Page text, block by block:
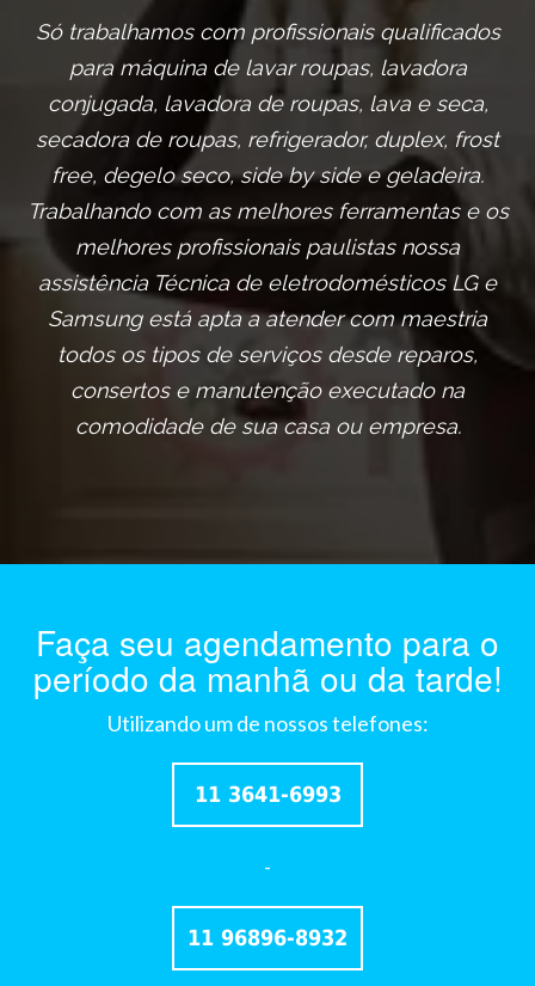
Só trabalhamos com profissionais qualificados
para máquina de lavar roupas, lavadora
conjugada, lavadora de roupas, lava e seca,
secadora de roupas, refrigerador, duplex, frost
free, degelo seco, side by side e geladeira.
Trabalhando com as melhores ferramentas e os
melhores profissionais paulistas nossa
assistência Técnica de eletrodomésticos LG e
Samsung está apta a atender com maestria
todos os tipos de serviços desde reparos,
consertos e manutenção executado na
comodidade de sua casa ou empresa.
Faça seu agendamento para o
período da manhã ou da tarde!
Utilizando um de nossos telefones:
11 3641-6993
-
11 96896-8932